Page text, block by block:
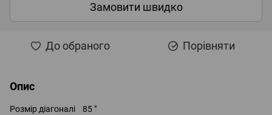
Замовити швидко
До обраного Порівняти
Опис
Розмір діагоналі 85 "